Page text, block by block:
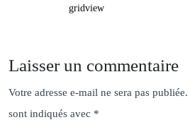
gridview
Laisser un commentaire
Votre adresse e-mail ne sera pas publiée.
sont indiqués avec *